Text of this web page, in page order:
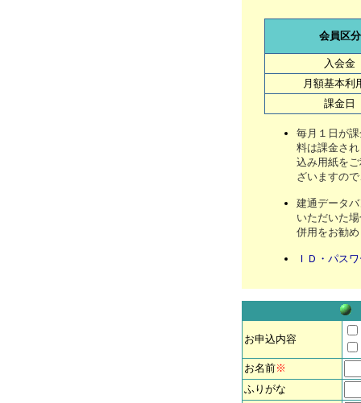
会員区分
入会金
月額基本利
課金日
毎月１日が
料は課金さ
込み用紙を
ざいますの
建通データ
いただいた
併用をお勧
ＩＤ・パス
お申込内容
お名前※
ふりがな